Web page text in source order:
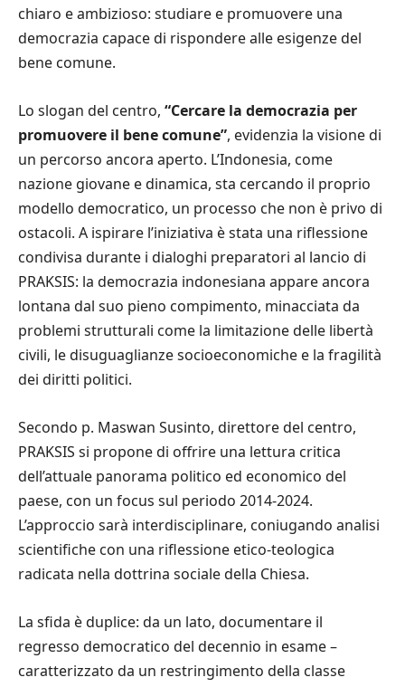
chiaro e ambizioso: studiare e promuovere una
democrazia capace di rispondere alle esigenze del
bene comune.
Lo slogan del centro, “Cercare la democrazia per
promuovere il bene comune”, evidenzia la visione di
un percorso ancora aperto. L’Indonesia, come
nazione giovane e dinamica, sta cercando il proprio
modello democratico, un processo che non è privo di
ostacoli. A ispirare l’iniziativa è stata una riflessione
condivisa durante i dialoghi preparatori al lancio di
PRAKSIS: la democrazia indonesiana appare ancora
lontana dal suo pieno compimento, minacciata da
problemi strutturali come la limitazione delle libertà
civili, le disuguaglianze socioeconomiche e la fragilità
dei diritti politici.
Secondo p. Maswan Susinto, direttore del centro,
PRAKSIS si propone di offrire una lettura critica
dell’attuale panorama politico ed economico del
paese, con un focus sul periodo 2014-2024.
L’approccio sarà interdisciplinare, coniugando analisi
scientifiche con una riflessione etico-teologica
radicata nella dottrina sociale della Chiesa.
La sfida è duplice: da un lato, documentare il
regresso democratico del decennio in esame –
caratterizzato da un restringimento della classe